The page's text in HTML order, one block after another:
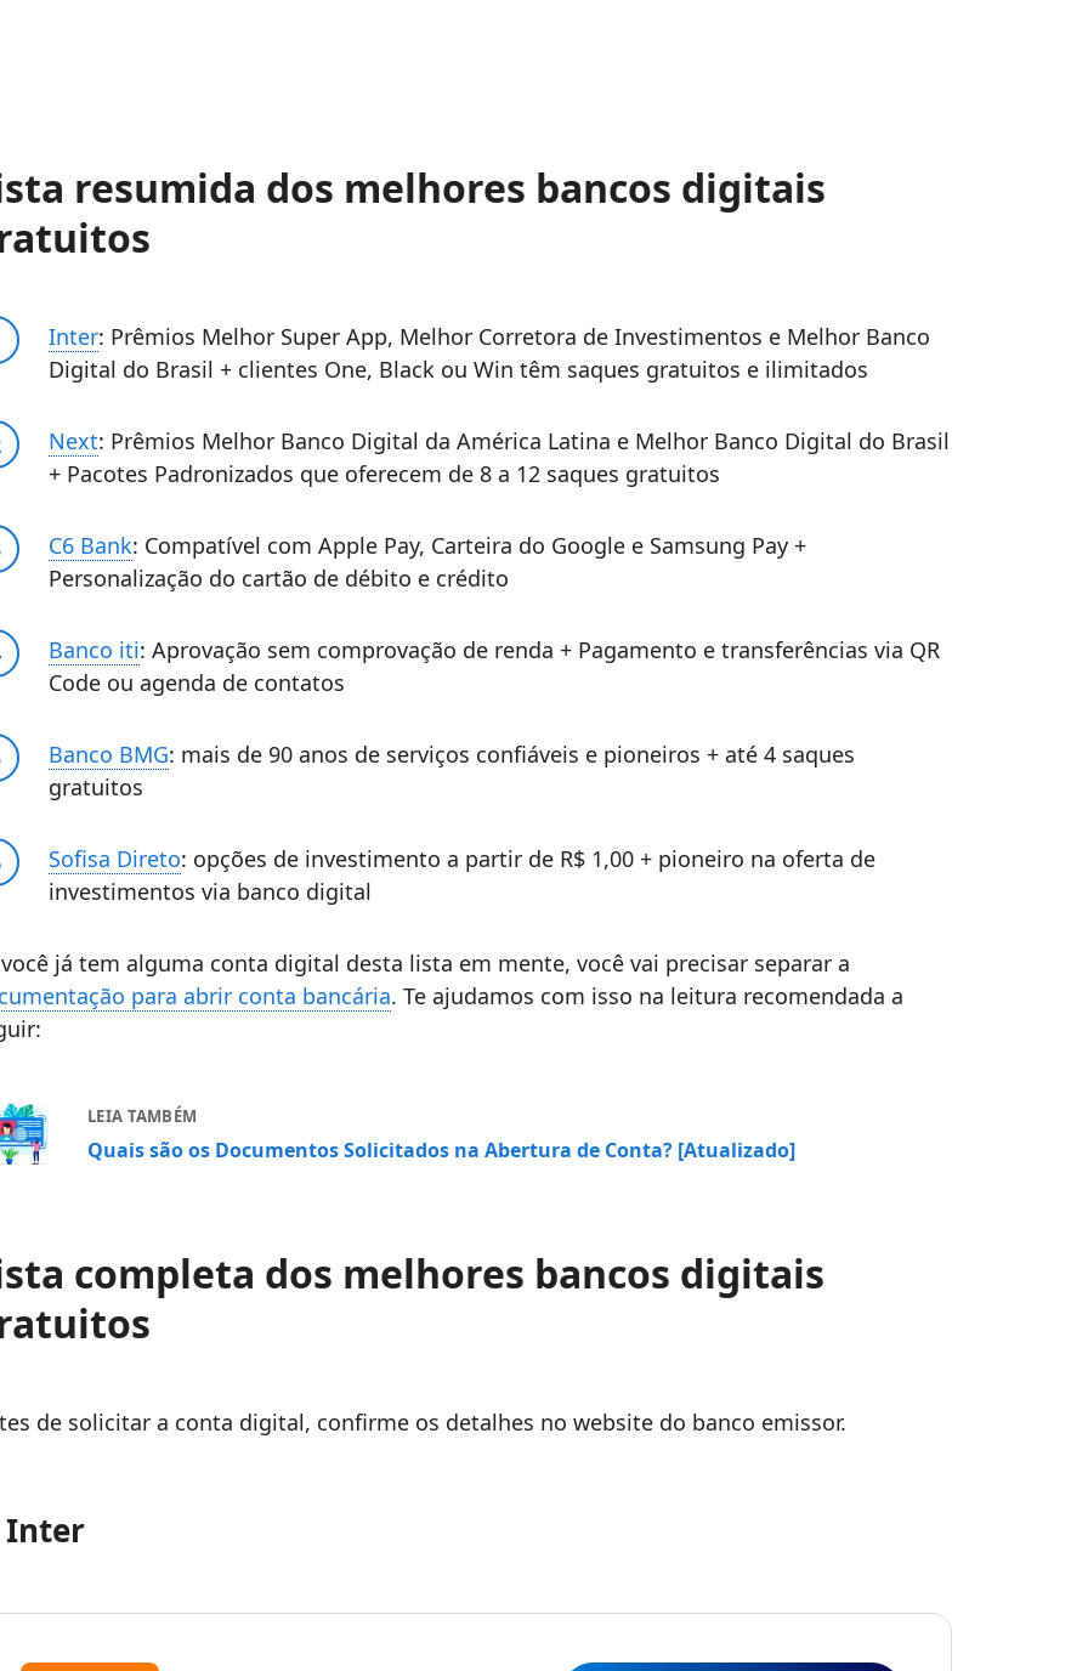
resumida dos melhores bancos digitais
Inter: Prêmios Melhor Super App, Melhor Corretora de Investimentos e Melhor Banco
Digital do Brasil + clientes One, Black ou Win têm saques gratuitos e ilimitados
Next: Prêmios Melhor Banco Digital da América Latina e Melhor Banco Digital do Brasil
+ Pacotes Padronizados que oferecem de 8 a 12 saques gratuitos
C6 Bank: Compatível com Apple Pay, Carteira do Google e Samsung Pay +
Personalização do cartão de débito e crédito
Banco iti: Aprovação sem comprovação de renda + Pagamento e transferências via QR
Code ou agenda de contatos
Banco BMG: mais de 90 anos de serviços confiáveis e pioneiros + até 4 saques
gratuitos
Sofisa Direto: opções de investimento a partir de R$ 1,00 + pioneiro na oferta de
investimentos via banco digital
você já tem alguma conta digital desta lista em mente, você vai precisar separar a
para abrir conta bancária. Te ajudamos com isso na leitura recomendada a
LEIA TAMBÉM
Quais são os Documentos Solicitados na Abertura de Conta? [Atualizado]
completa dos melhores bancos digitais
de solicitar a conta digital, confirme os detalhes no website do banco emissor.
Inter